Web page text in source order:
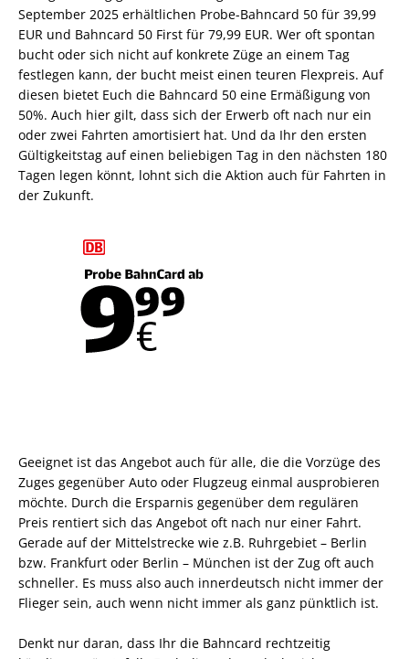
September 2025 erhältlichen Probe-Bahncard 50 für 39,99
EUR und Bahncard 50 First für 79,99 EUR. Wer oft spontan
bucht oder sich nicht auf konkrete Züge an einem Tag
festlegen kann, der bucht meist einen teuren Flexpreis. Auf
diesen bietet Euch die Bahncard 50 eine Ermäßigung von
50%. Auch hier gilt, dass sich der Erwerb oft nach nur ein
oder zwei Fahrten amortisiert hat. Und da Ihr den ersten
Gültigkeitstag auf einen beliebigen Tag in den nächsten 180
Tagen legen könnt, lohnt sich die Aktion auch für Fahrten in
der Zukunft.
Geeignet ist das Angebot auch für alle, die die Vorzüge des
Zuges gegenüber Auto oder Flugzeug einmal ausprobieren
möchte. Durch die Ersparnis gegenüber dem regulären
Preis rentiert sich das Angebot oft nach nur einer Fahrt.
Gerade auf der Mittelstrecke wie z.B. Ruhrgebiet – Berlin
bzw. Frankfurt oder Berlin – München ist der Zug oft auch
schneller. Es muss also auch innerdeutsch nicht immer der
Flieger sein, auch wenn nicht immer als ganz pünktlich ist.
Denkt nur daran, dass Ihr die Bahncard rechtzeitig